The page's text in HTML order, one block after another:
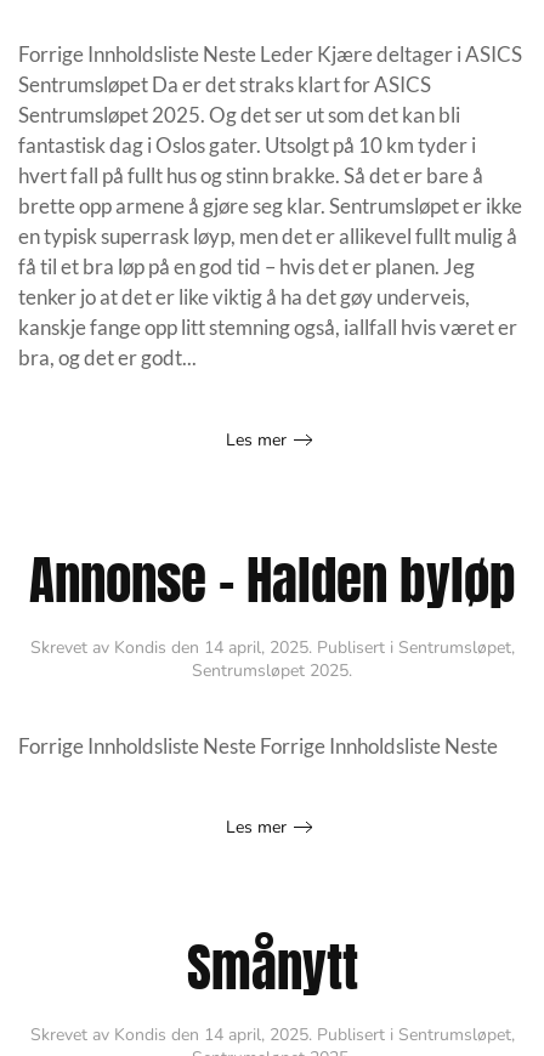
Forrige Innholdsliste Neste Leder Kjære deltager i ASICS
Sentrumsløpet Da er det straks klart for ASICS
Sentrumsløpet 2025. Og det ser ut som det kan bli
fantastisk dag i Oslos gater. Utsolgt på 10 km tyder i
hvert fall på fullt hus og stinn brakke. Så det er bare å
brette opp armene å gjøre seg klar. Sentrumsløpet er ikke
en typisk superrask løyp, men det er allikevel fullt mulig å
få til et bra løp på en god tid – hvis det er planen. Jeg
tenker jo at det er like viktig å ha det gøy underveis,
kanskje fange opp litt stemning også, iallfall hvis været er
bra, og det er godt...
Les mer
Annonse – Halden byløp
Skrevet av Kondis den 14 april, 2025. Publisert i Sentrumsløpet,
Sentrumsløpet 2025.
Forrige Innholdsliste Neste Forrige Innholdsliste Neste
Les mer
Smånytt
Skrevet av Kondis den 14 april, 2025. Publisert i Sentrumsløpet,